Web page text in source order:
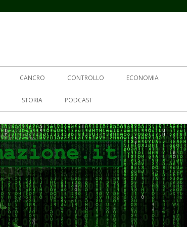
CANCRO CONTROLLO ECONOMIA
STORIA PODCAST